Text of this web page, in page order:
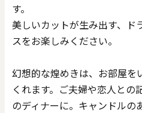
す。
美しいカットが生み出す、ド
スをお楽しみください。
幻想的な煌めきは、お部屋を
くれます。ご夫婦や恋人との
のディナーに。キャンドルの